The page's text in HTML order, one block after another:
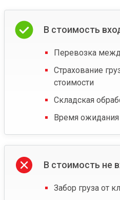
В стоимость
Перевозка
Страхование
стоимости
Складская
Время
В стоимость не
Забор груза от